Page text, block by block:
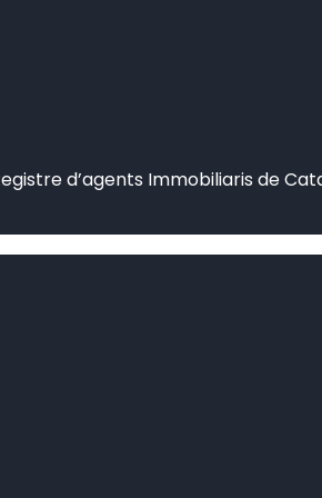
d’agents Immobiliaris de